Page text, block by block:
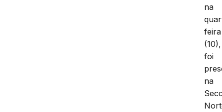
na
feira
(10),
foi
na